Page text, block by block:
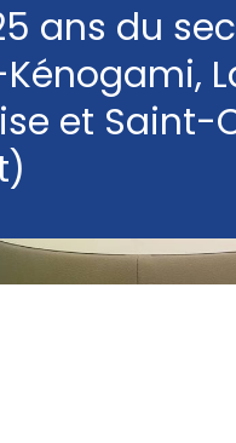
ans du
et Saint-